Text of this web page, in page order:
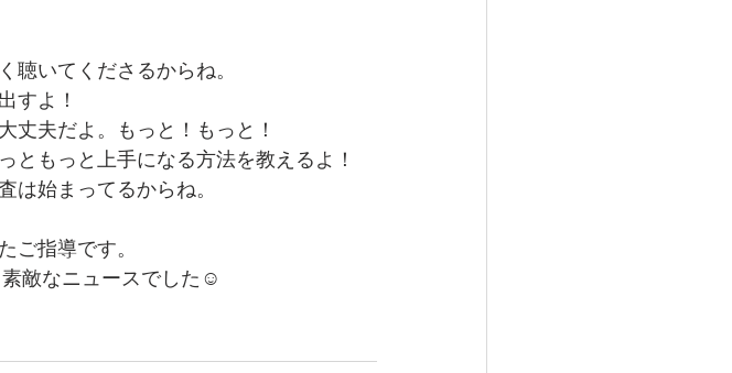
聴いてくださるからね。
すよ！
丈夫だよ。もっと！もっと！
ともっと上手になる方法を教えるよ！
は始まってるからね。
ご指導です。
敵なニュースでした☺️